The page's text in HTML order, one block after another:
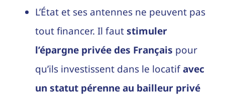
L’État et ses antennes ne peuvent pas
tout financer. Il fautstimuler
l’épargne privée des Français pour
qu’ils investissent dans le locatifavec
un statut pérenne au bailleur privé